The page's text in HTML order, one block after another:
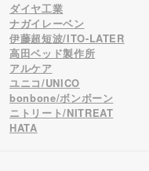
ダイヤ工業
ナガイレーベン
伊藤超短波/ITO-LATER
高田ベッド製作所
アルケア
ユニコ/UNICO
bonbone/ボンボーン
ニトリート/NITREAT
HATA